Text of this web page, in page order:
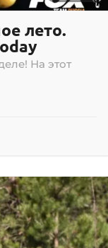
лето.
На этот